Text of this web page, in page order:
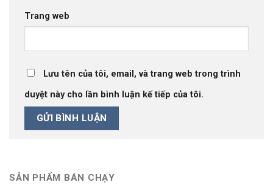
Trang web
Lưu tên của tôi, email, và trang web trong trình
duyệt này cho lần bình luận kế tiếp của tôi.
SẢN PHẨM BÁN CHẠY